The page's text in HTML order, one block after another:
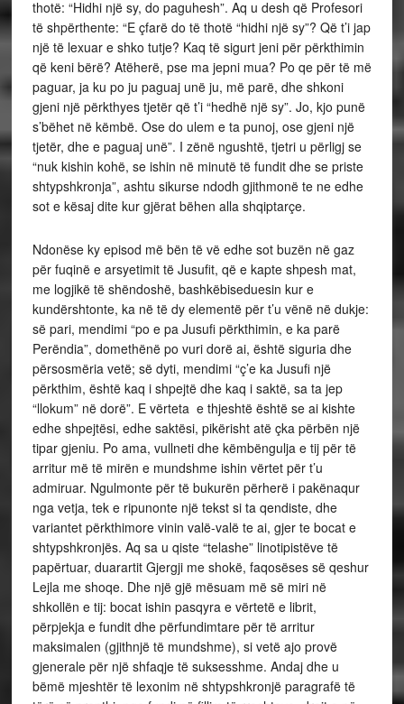
thotë: “Hidhi një sy, do paguhesh”. Aq u desh që Profesori
të shpërthente: “E çfarë do të thotë “hidhi një sy”? Që t’i jap
një të lexuar e shko tutje? Kaq të sigurt jeni për përkthimin
që keni bërë? Atëherë, pse ma jepni mua? Po qe për të më
paguar, ja ku po ju paguaj unë ju, më parë, dhe shkoni
gjeni një përkthyes tjetër që t’i “hedhë një sy”. Jo, kjo punë
s’bëhet në këmbë. Ose do ulem e ta punoj, ose gjeni një
tjetër, dhe e paguaj unë”. I zënë ngushtë, tjetri u përligj se
“nuk kishin kohë, se ishin në minutë të fundit dhe se priste
shtypshkronja”, ashtu sikurse ndodh gjithmonë te ne edhe
sot e kësaj dite kur gjërat bëhen alla shqiptarçe.
Ndonëse ky episod më bën të vë edhe sot buzën në gaz
për fuqinë e arsyetimit të Jusufit, që e kapte shpesh mat,
me logjikë të shëndoshë, bashkëbiseduesin kur e
kundërshtonte, ka në të dy elementë për t’u vënë në dukje:
së pari, mendimi “po e pa Jusufi përkthimin, e ka parë
Perëndia”, domethënë po vuri dorë ai, është siguria dhe
përsosmëria vetë; së dyti, mendimi “ç’e ka Jusufi një
përkthim, është kaq i shpejtë dhe kaq i saktë, sa ta jep
“llokum” në dorë”. E vërteta e thjeshtë është se ai kishte
edhe shpejtësi, edhe saktësi, pikërisht atë çka përbën një
tipar gjeniu. Po ama, vullneti dhe këmbëngulja e tij për të
arritur më të mirën e mundshme ishin vërtet për t’u
admiruar. Ngulmonte për të bukurën përherë i pakënaqur
nga vetja, tek e ripunonte një tekst si ta qendiste, dhe
variantet përkthimore vinin valë-valë te ai, gjer te bocat e
shtypshkronjës. Aq sa u qiste “telashe” linotipistëve të
papërtuar, duarartit Gjergji me shokë, faqosëses së qeshur
Lejla me shoqe. Dhe një gjë mësuam më së miri në
shkollën e tij: bocat ishin pasqyra e vërtetë e librit,
përpjekja e fundit dhe përfundimtare për të arritur
maksimalen (gjithnjë të mundshme), si vetë ajo provë
gjenerale për një shfaqje të suksesshme. Andaj dhe u
bëmë mjeshtër të lexonim në shtypshkronjë paragrafë të